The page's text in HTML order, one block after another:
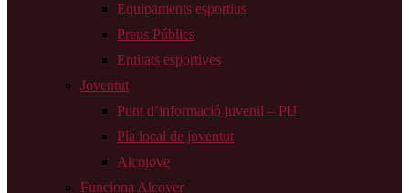
Equipaments esportius
Preus Públics
Entitats esportives
Joventut
Punt d’informació juvenil – PIJ
Pla local de joventut
Alcojove
Funciona Alcover